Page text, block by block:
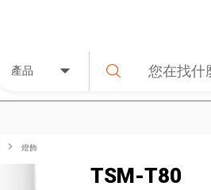
產品
燈飾
TSM-T80